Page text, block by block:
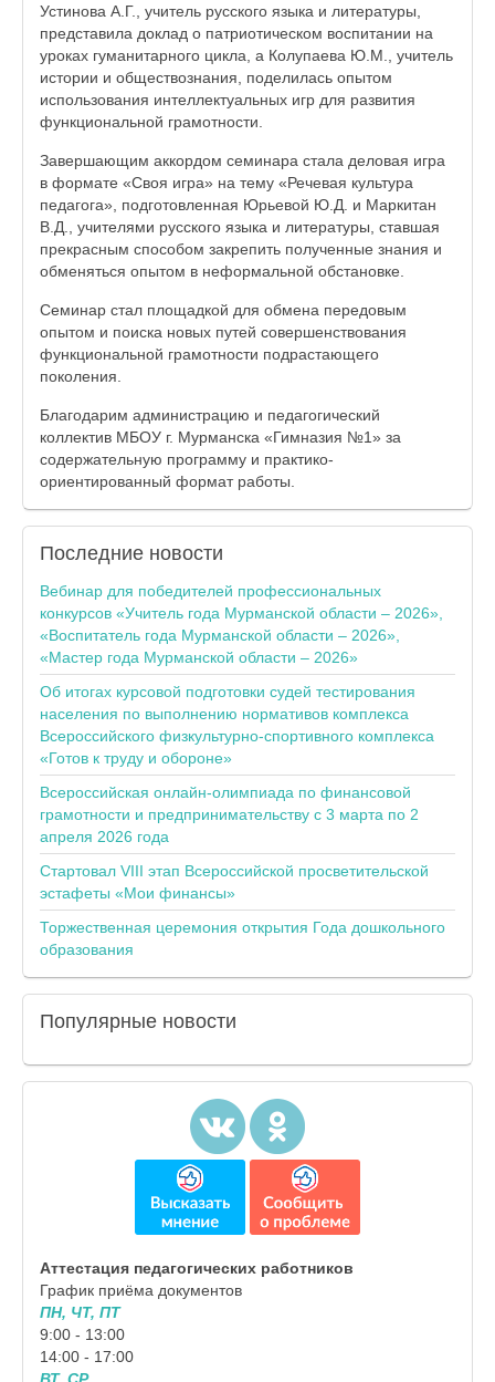
Устинова А.Г., учитель русского языка и литературы,
представила доклад о патриотическом воспитании на
уроках гуманитарного цикла, а Колупаева Ю.М., учитель
истории и обществознания, поделилась опытом
использования интеллектуальных игр для развития
функциональной грамотности.
Завершающим аккордом семинара стала деловая игра
в формате «Своя игра» на тему «Речевая культура
педагога», подготовленная Юрьевой Ю.Д. и Маркитан
В.Д., учителями русского языка и литературы, ставшая
прекрасным способом закрепить полученные знания и
обменяться опытом в неформальной обстановке.
Семинар стал площадкой для обмена передовым
опытом и поиска новых путей совершенствования
функциональной грамотности подрастающего
поколения.
Благодарим администрацию и педагогический
коллектив МБОУ г. Мурманска «Гимназия №1» за
содержательную программу и практико-
ориентированный формат работы.
Последние новости
Вебинар для победителей профессиональных
конкурсов «Учитель года Мурманской области – 2026»,
«Воспитатель года Мурманской области – 2026»,
«Мастер года Мурманской области – 2026»
Об итогах курсовой подготовки судей тестирования
населения по выполнению нормативов комплекса
Всероссийского физкультурно-спортивного комплекса
«Готов к труду и обороне»
Всероссийская онлайн-олимпиада по финансовой
грамотности и предпринимательству с 3 марта по 2
апреля 2026 года
Стартовал VIII этап Всероссийской просветительской
эстафеты «Мои финансы»
Торжественная церемония открытия Года дошкольного
образования
Популярные новости
Аттестация педагогических работников
График приёма документов
ПН, ЧТ, ПТ
9:00 - 13:00
14:00 - 17:00